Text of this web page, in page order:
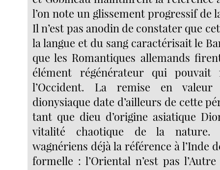
l’on note un glissement progressif de
Il n’est pas anodin de constater que
la langue et du sang caractérisait le
que les Romantiques allemands
élément régénérateur qui
l’Occident. La remise en
dionysiaque date d’ailleurs de cette
tant que dieu d’origine asiatique
vitalité chaotique de la nature.
wagnériens déjà la référence à l’Inde
formelle : l’Oriental n’est pas